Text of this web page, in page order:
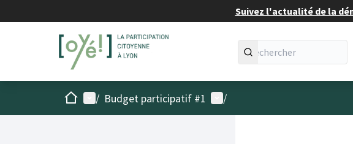
Suivez l'actualité de la
AccueilMenu principal
/ Budget participatif #1 Menu utilisateur
/